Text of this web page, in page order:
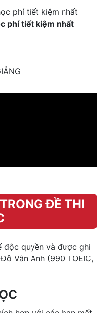
phí tiết kiệm nhất
ĐỀ THI
độc quyền và được ghi
Vân Anh (990 TOEIC,